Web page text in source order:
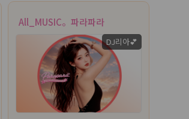
All_MUSIC。파라파라
DJ리아💕